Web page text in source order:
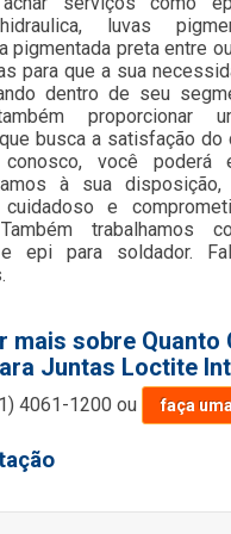
luvas
pigmentada preta entre
para que a sua
dentro de seu
proporcionar
busca a satisfação do
você poderá
à sua
cuidadoso e
trabalhamos
e epi para soldador.
mais sobre Quanto
Juntas Loctite
4061-1200 ou faça